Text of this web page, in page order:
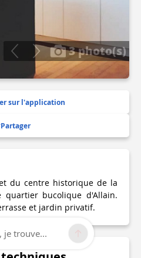
3 photo(s)
sur l'application
Partager
du centre historique de la
bucolique d'Allain.
et jardin privatif.
je trouve...